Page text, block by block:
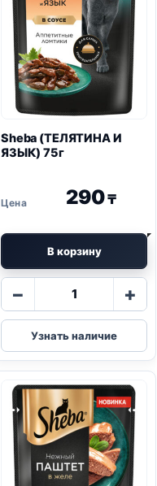
Sheba (ТЕЛЯТИНА И
ЯЗЫК) 75г
290₸
В корзину
−
Количество
Sheba
(ТЕЛЯТИНА
И
+
Узнать наличие